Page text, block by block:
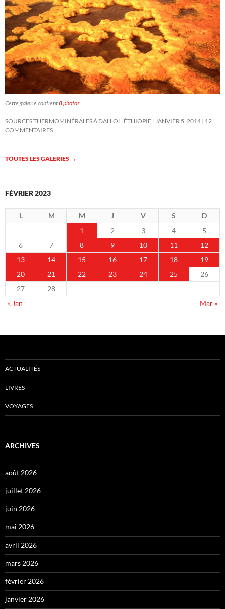
Cette galerie contient8 photos.
SOURCES THERMOMINÉRALES À DALLOL, ÉTHIOPIE JANVIER 5, 2014 12
COMMENTAIRES
TOUTES LES GALERIES →
FÉVRIER 2023
L M M J V S
D
1
2 3 4
5
6
7 8 9 10 11
12
13
14 15 16 17 18
19
20
21 22 23 24 25
26
27
28
« Jan
Mar »
ACTUALITÉS
LIVRES
VOYAGES
ARCHIVES
août 2026
juillet 2026
juin 2026
mai 2026
avril 2026
mars 2026
février 2026
janvier 2026